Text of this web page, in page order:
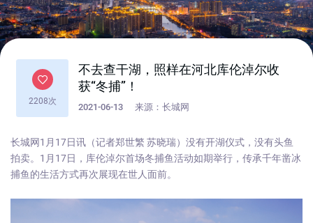
2208次
不去查干湖，照样在河北库伦淖尔收
获“冬捕”！
2021-06-13 来源：长城网
长城网1月17日讯（记者郑世繁 苏晓瑞）没有开湖仪式，没有头鱼
拍卖。1月17日，库伦淖尔首场冬捕鱼活动如期举行，传承千年凿冰
捕鱼的生活方式再次展现在世人面前。